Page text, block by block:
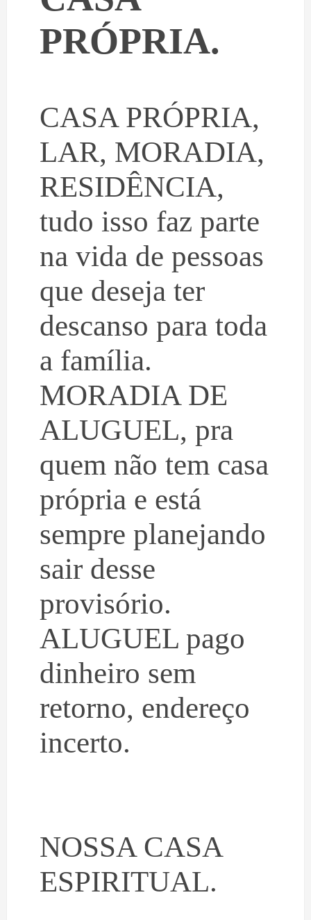
PRÓPRIA.
CASA PRÓPRIA,
LAR, MORADIA,
RESIDÊNCIA,
tudo isso faz parte
na vida de pessoas
que deseja ter
descanso para toda
a família.
MORADIA DE
ALUGUEL, pra
quem não tem casa
própria e está
sempre planejando
sair desse
provisório.
ALUGUEL pago
dinheiro sem
retorno, endereço
incerto.
NOSSA CASA
ESPIRITUAL.